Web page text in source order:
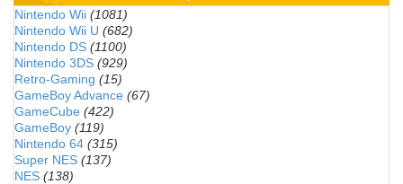
Nintendo Wii (1081)
Nintendo Wii U (682)
Nintendo DS (1100)
Nintendo 3DS (929)
Retro-Gaming (15)
GameBoy Advance (67)
GameCube (422)
GameBoy (119)
Nintendo 64 (315)
Super NES (137)
NES (138)